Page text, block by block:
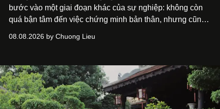
bước vào một giai đoạn khác của sự nghiệp: không còn
quá bận tâm đến việc chứng minh bản thân, nhưng cũng
phim điện ảnh trong nửa đầu 2026 đến hành trình trở lại
bằng một tâm thế điềm tĩnh hơn. Anh tiếp tục học hỏi, trau
dồi và chờ đợi những vai diễn đủ sức đưa mình đến
những vùng đất mới. Ở tuổi ngoài 30, điều anh theo đuổi
không phải những đích đến quá lớn, mà là khả năng luôn
08.08.2026 by Chuong Lieu